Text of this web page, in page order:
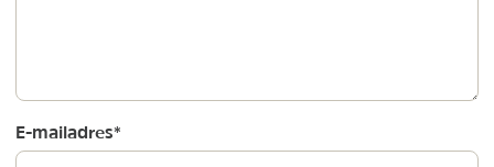
E-mailadres*